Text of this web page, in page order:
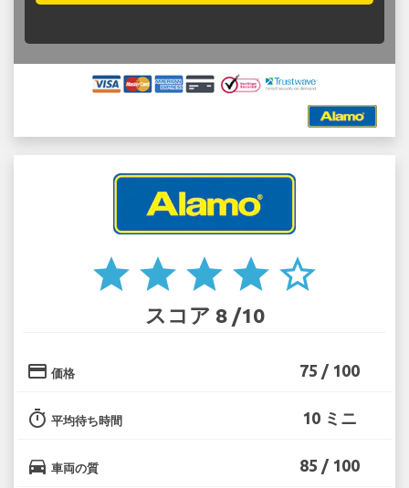
star star star star star_border
スコア 8 /10
credit_card 価格 75 / 100
timer 平均待ち時間 10 ミニ
directions_car 車両の質 85 / 100